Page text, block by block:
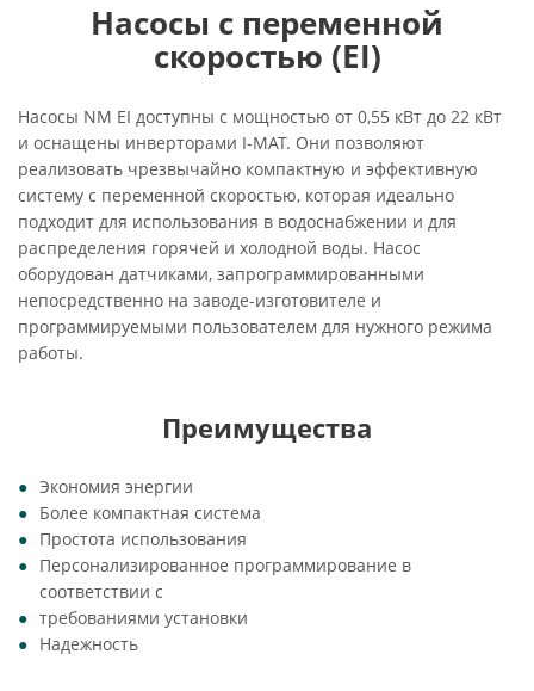
Насосы с переменной
скоростью (EI)
Насосы NM EI доступны с мощностью от 0,55 кВт до 22 кВт
и оснащены инверторами I-MAT. Они позволяют
реализовать чрезвычайно компактную и эффективную
систему с переменной скоростью, которая идеально
подходит для использования в водоснабжении и для
распределения горячей и холодной воды. Насос
оборудован датчиками, запрограммированными
непосредственно на заводе-изготовителе и
программируемыми пользователем для нужного режима
работы.
Преимущества
Экономия энергии
Более компактная система
Простота использования
Персонализированное программирование в
соответствии с
требованиями установки
Надежность